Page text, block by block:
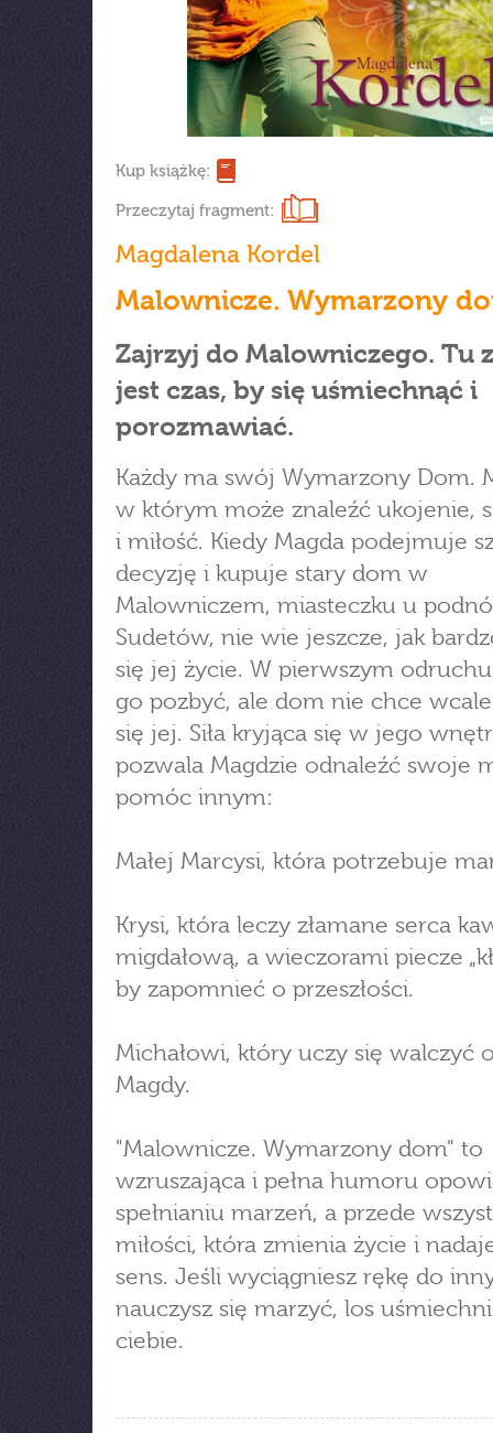
Kup książkę:
Przeczytaj fragment:
Magdalena Kordel
Malownicze. Wymarzony
Zajrzyj do Malowniczego. Tu
jest czas, by się uśmiechnąć i
porozmawiać.
Każdy ma swój Wymarzony Dom.
w którym może znaleźć ukojenie,
i miłość. Kiedy Magda podejmuje
decyzję i kupuje stary dom w
Malowniczem, miasteczku u
Sudetów, nie wie jeszcze, jak
się jej życie. W pierwszym
go pozbyć, ale dom nie chce
się jej. Siła kryjąca się w jego
pozwala Magdzie odnaleźć swoje
pomóc innym:
Małej Marcysi, która potrzebuje
Krysi, która leczy złamane serca
migdałową, a wieczorami piecze
by zapomnieć o przeszłości.
Michałowi, który uczy się walczyć
Magdy.
"Malownicze. Wymarzony dom" to
wzruszająca i pełna humoru
spełnianiu marzeń, a przede
miłości, która zmienia życie i
sens. Jeśli wyciągniesz rękę do
nauczysz się marzyć, los
ciebie.